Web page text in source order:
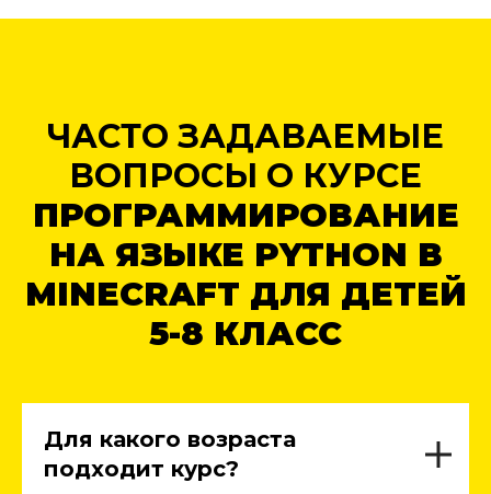
ЧАСТО ЗАДАВАЕМЫЕ
ВОПРОСЫ О КУРСЕ
ПРОГРАММИРОВАНИЕ
НА ЯЗЫКЕ PYTHON В
MINECRAFT ДЛЯ ДЕТЕЙ
5-8 КЛАСС
Для какого возраста
подходит курс?